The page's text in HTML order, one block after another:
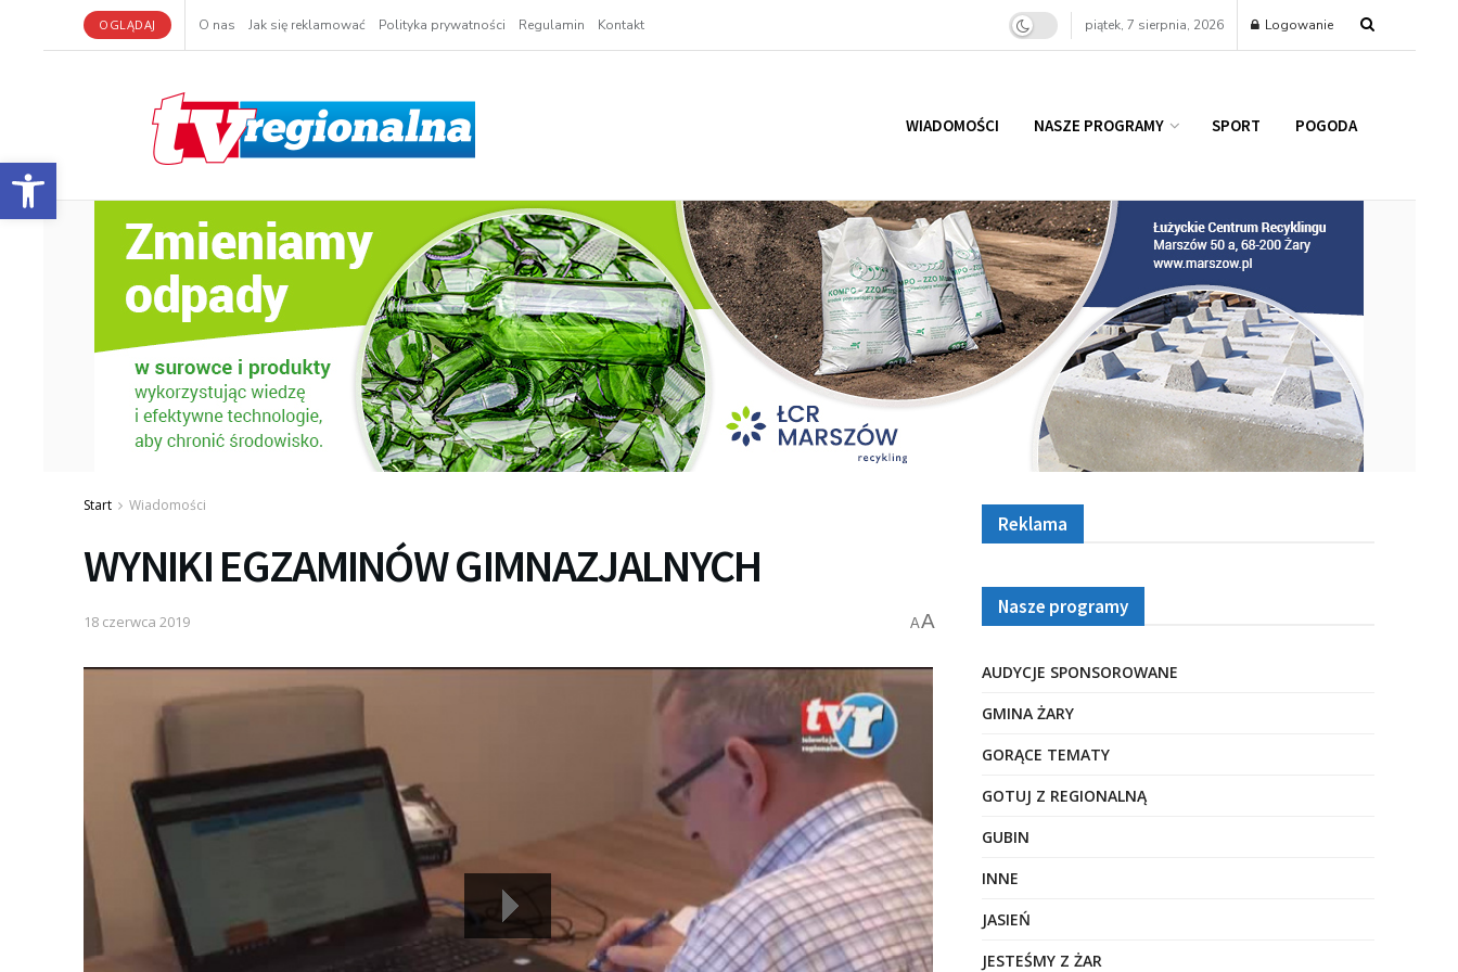
Otwórz pasek narzędzi
OGLĄDAJ O nas Jak się reklamować Polityka prywatności Regulamin Kontakt piątek, 7 sierpnia, 2026 Logowanie
WIADOMOŚCI NASZE PROGRAMY SPORT POGODA
Start Wiadomości
WYNIKI EGZAMINÓW GIMNAZJALNYCH
18 czerwca 2019 AA
Reklama
Nasze programy
AUDYCJE SPONSOROWANE
GMINA ŻARY
GORĄCE TEMATY
GOTUJ Z REGIONALNĄ
GUBIN
INNE
JASIEŃ
JESTEŚMY Z ŻAR